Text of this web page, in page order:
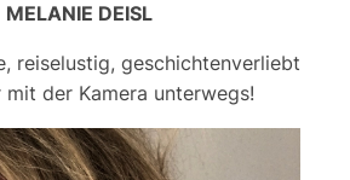
MELANIE DEISL
reiselustig, geschichtenverliebt
mit der Kamera unterwegs!